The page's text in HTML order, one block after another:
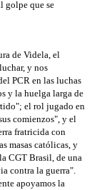
golpe que se
de Videla, el
y nos
PCR en las luchas
y la huelga larga de
el rol jugado en
comienzos", y el
fratricida con
masas católicas, y
CGT Brasil, de una
contra la guerra".
apoyamos la